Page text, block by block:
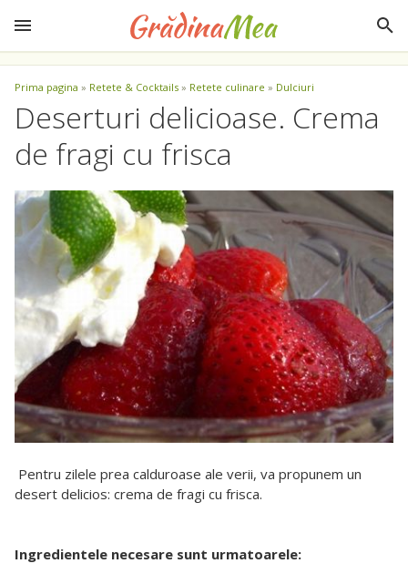
Prima pagina » Retete & Cocktails » Retete culinare » Dulciuri
Deserturi delicioase. Crema
de fragi cu frisca
Pentru zilele prea calduroase ale verii, va propunem un
desert delicios: crema de fragi cu frisca.
Ingredientele necesare sunt urmatoarele: